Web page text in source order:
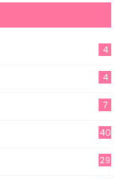
4
4
7
40
29